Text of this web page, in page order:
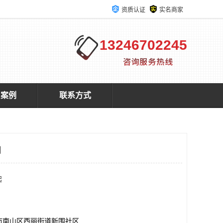
资质认证 实名商家
13246702245
例 联系方式
南山区西丽街道新围社区